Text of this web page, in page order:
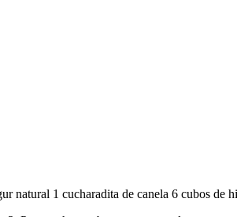
natural 1 cucharadita de canela 6 cubos de